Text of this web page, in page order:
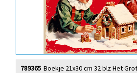
Boekje 21x30 cm 32 blz Het
789365